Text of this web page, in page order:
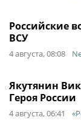
Российские
ВСУ
4 августа, 08:08
Якутянин
Героя России
4 августа, 06:41